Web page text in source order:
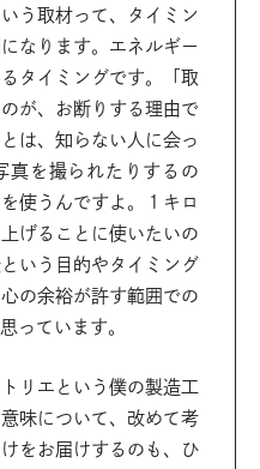
う取材って、タイミン
なります。エネルギー
タイミングです。「取
が、お断りする理由で
は、知らない人に会っ
真を撮られたりするの
使うんですよ。１キロ
げることに使いたいの
いう目的やタイミング
の余裕が許す範囲での
っています。
リエという僕の製造工
味について、改めて考
をお届けするのも、ひ